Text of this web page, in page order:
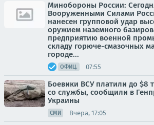
Минобороны России:
Вооруженными Силами
нанесен групповой удар
оружием наземного
предприятию военной
складу горюче-смазочных
городе...
ОФИЦ. 07:55
Боевики ВСУ платили до $8
со службы, сообщили в
Украины
СМИ Вчера, 17:05